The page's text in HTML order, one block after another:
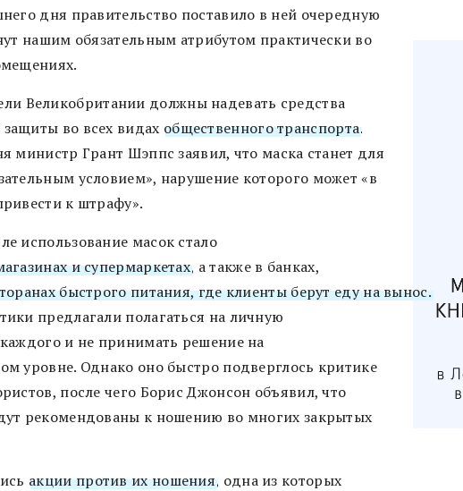
дня правительство поставило в ней очередную
нашим обязательным атрибутом практически во
Великобритании должны надевать средства
во всех видах общественного транспорта.
министр Грант Шэппс заявил, что маска станет для
условием», нарушение которого может «в
к штрафу».
использование масок стало
и супермаркетах, а также в банках,
быстрого питания, где клиенты берут еду на вынос.
предлагали полагаться на личную
каждого и не принимать решение на
уровне. Однако оно быстро подверглось критике
после чего Борис Джонсон объявил, что
рекомендованы к ношению во многих закрытых
акции против их ношения, одна из которых